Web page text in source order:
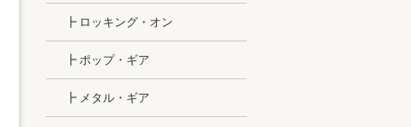
┣ ロッキング・オン
┣ ポップ・ギア
┣ メタル・ギア